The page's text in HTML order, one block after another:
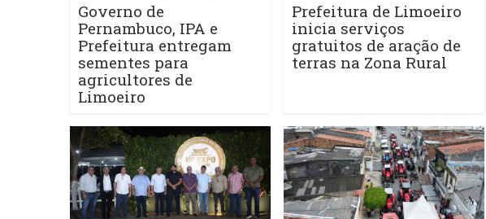
Governo de
Pernambuco, IPA e
Prefeitura entregam
sementes para
agricultores de
Limoeiro
Prefeitura de Limoeiro
inicia serviços
gratuitos de aração de
terras na Zona Rural